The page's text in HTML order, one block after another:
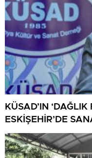
KÜSAD’IN ‘DAĞLIK
ESKİŞEHİR’DE
BULUŞUYOR